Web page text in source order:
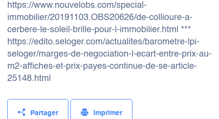
https://www.nouvelobs.com/special-
immobilier/20191103.OBS20626/de-collioure-a-
cerbere-le-soleil-brille-pour-l-immobilier.html ***
https://edito.seloger.com/actualites/barometre-lpi-
seloger/marges-de-negociation-l-ecart-entre-prix-au-
m2-affiches-et-prix-payes-continue-de-se-article-
25148.html
Partager Imprimer